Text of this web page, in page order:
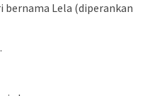
bernama Lela (diperankan